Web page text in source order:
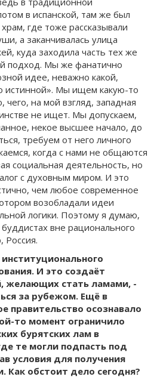
в испанской, там же был
где тоже рассказывали
а заканчивалась улица
куда заходила часть тех же
подход. Мы же фанатично
идее, неважно какой,
истинной». Мы ищем какую-то
чего, на мой взгляд, западная
не ищет. Мы допускаем,
некое высшее начало, до
требуем от него личного
когда с нами не общаются
социальная деятельность, но
с духовным миром. И это
чем любое современное
возобладали идеи
логики. Поэтому я думаю,
вне рационального
Россия.
И это создаёт
желающих стать ламами, -
за рубежом. Ещё в
правительство осознавало
то момент ограничило
бурятских лам в
те могли подпасть под
условия для получения
Как обстоит дело сегодня?